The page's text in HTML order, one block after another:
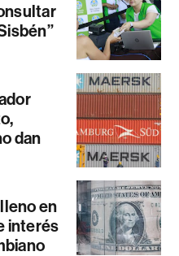
dan
en
interés